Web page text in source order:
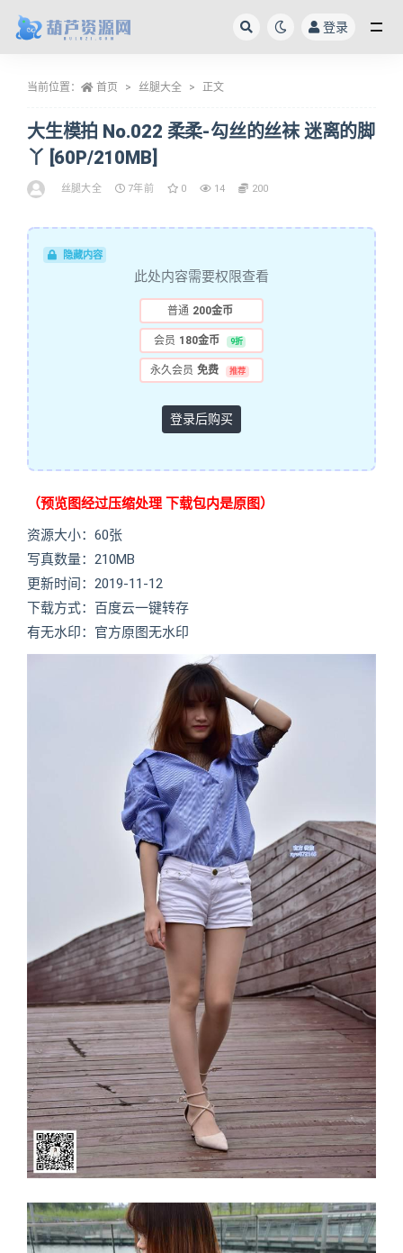
登录
当前位置： 首页 丝腿大全 正文
大生模拍 No.022 柔柔-勾丝的丝袜 迷离的脚
丫 [60P/210MB]
丝腿大全 7年前 0 14 200
隐藏内容
此处内容需要权限查看
普通 200金币
会员 180金币 9折
永久会员 免费 推荐
登录后购买
（预览图经过压缩处理 下载包内是原图）
资源大小：60张
写真数量：210MB
更新时间：2019-11-12
下载方式：百度云一键转存
有无水印：官方原图无水印